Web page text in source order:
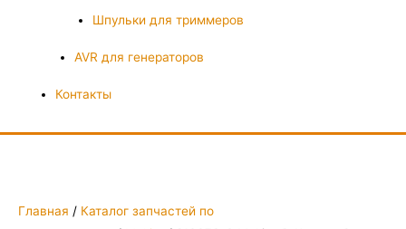
Шпульки для триммеров
AVR для генераторов
Контакты
Главная / Каталог запчастей по